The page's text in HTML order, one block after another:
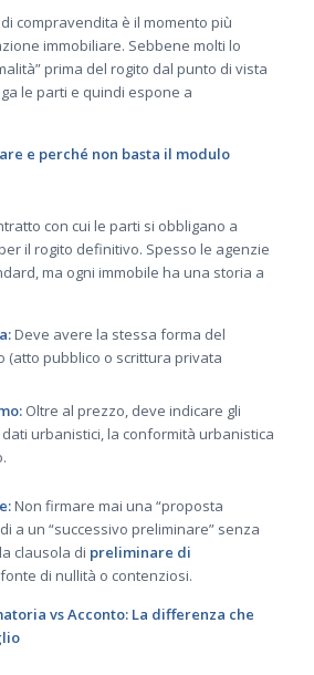
compravendita è il momento più
immobiliare. Sebbene molti lo
prima del rogito dal punto di vista
le parti e quindi espone a
e perché non basta il modulo
con cui le parti si obbligano a
il rogito definitivo. Spesso le agenzie
ma ogni immobile ha una storia a
Deve avere la stessa forma del
(atto pubblico o scrittura privata
Oltre al prezzo, deve indicare gli
urbanistici, la conformità urbanistica
Non firmare mai una “proposta
a un “successivo preliminare” senza
clausola di preliminare di
di nullità o contenziosi.
vs Acconto: La differenza che